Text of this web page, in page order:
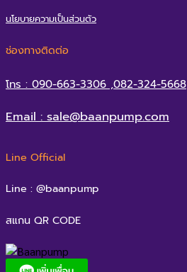
นโยบายความเป็นส่วนตัว
ช่องทางติดต่อ
โทร : 090-663-3306 ,082-324-5668
Email : sale@baanpump.com
Line Official
Line : @baanpump
สแกน QR CODE